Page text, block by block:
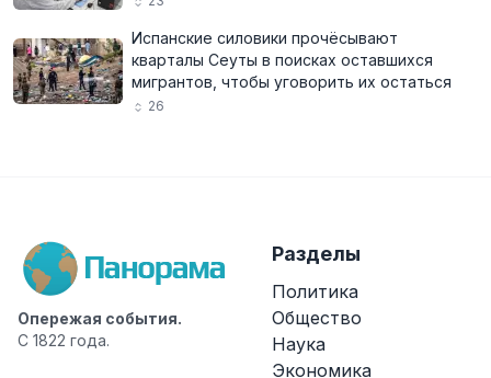
Испанские силовики прочёсывают
кварталы Сеуты в поисках оставшихся
мигрантов, чтобы уговорить их остаться
26
Опережая события.
С 1822 года.
Разделы
Политика
Общество
Наука
Экономика